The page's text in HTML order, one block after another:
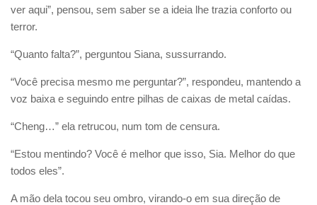
ver aqui”, pensou, sem saber se a ideia lhe trazia conforto ou
terror.
“Quanto falta?”, perguntou Siana, sussurrando.
“Você precisa mesmo me perguntar?”, respondeu, mantendo a
voz baixa e seguindo entre pilhas de caixas de metal caídas.
“Cheng…” ela retrucou, num tom de censura.
“Estou mentindo? Você é melhor que isso, Sia. Melhor do que
todos eles”.
A mão dela tocou seu ombro, virando-o em sua direção de